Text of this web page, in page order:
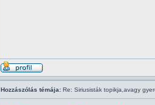
Hozzászólás témája: Re: Siriusisták topikja,avagy